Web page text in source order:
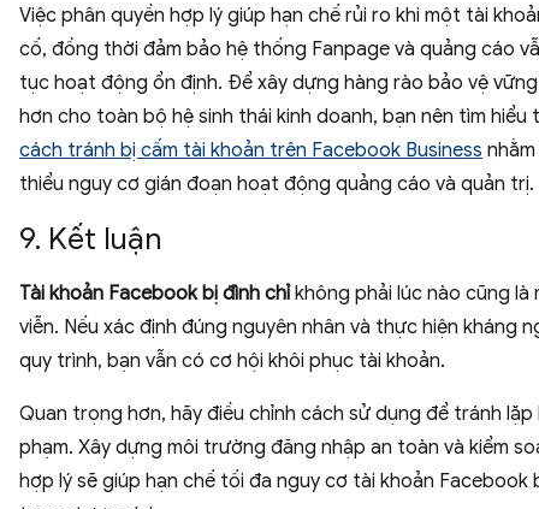
Việc phân quyền hợp lý giúp hạn chế rủi ro khi một tài
cố, đồng thời đảm bảo hệ thống Fanpage và quảng cáo
tục hoạt động ổn định. Để xây dựng hàng rào bảo vệ
hơn cho toàn bộ hệ sinh thái kinh doanh, bạn nên tìm hiểu
cách tránh bị cấm tài khoản trên Facebook Business
thiểu nguy cơ gián đoạn hoạt động quảng cáo và quản trị.
9. Kết luận
Tài khoản Facebook bị đình chỉkhông phải lúc nào cũng là
viễn. Nếu xác định đúng nguyên nhân và thực hiện kháng
quy trình, bạn vẫn có cơ hội khôi phục tài khoản.
Quan trọng hơn, hãy điều chỉnh cách sử dụng để tránh lặp
phạm. Xây dựng môi trường đăng nhập an toàn và kiểm
hợp lý sẽ giúp hạn chế tối đa nguy cơ tài khoản Facebook